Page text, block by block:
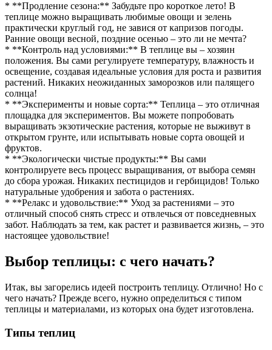
* **Продление сезона:** Забудьте про короткое лето! В
теплице можно выращивать любимые овощи и зелень
практически круглый год, не завися от капризов погоды.
Ранние овощи весной, поздние осенью – это ли не мечта?
* **Контроль над условиями:** В теплице вы – хозяин
положения. Вы сами регулируете температуру, влажность и
освещение, создавая идеальные условия для роста и развития
растений. Никаких неожиданных заморозков или палящего
солнца!
* **Эксперименты и новые сорта:** Теплица – это отличная
площадка для экспериментов. Вы можете попробовать
выращивать экзотические растения, которые не выживут в
открытом грунте, или испытывать новые сорта овощей и
фруктов.
* **Экологически чистые продукты:** Вы сами
контролируете весь процесс выращивания, от выбора семян
до сбора урожая. Никаких пестицидов и гербицидов! Только
натуральные удобрения и забота о растениях.
* **Релакс и удовольствие:** Уход за растениями – это
отличный способ снять стресс и отвлечься от повседневных
забот. Наблюдать за тем, как растет и развивается жизнь, – это
настоящее удовольствие!
Выбор теплицы: с чего начать?
Итак, вы загорелись идеей построить теплицу. Отлично! Но с
чего начать? Прежде всего, нужно определиться с типом
теплицы и материалами, из которых она будет изготовлена.
Типы теплиц